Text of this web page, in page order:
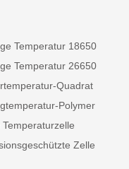
Temperatur 18650
Temperatur 26650
Quadrat
Polymer
Temperaturzelle
Zelle